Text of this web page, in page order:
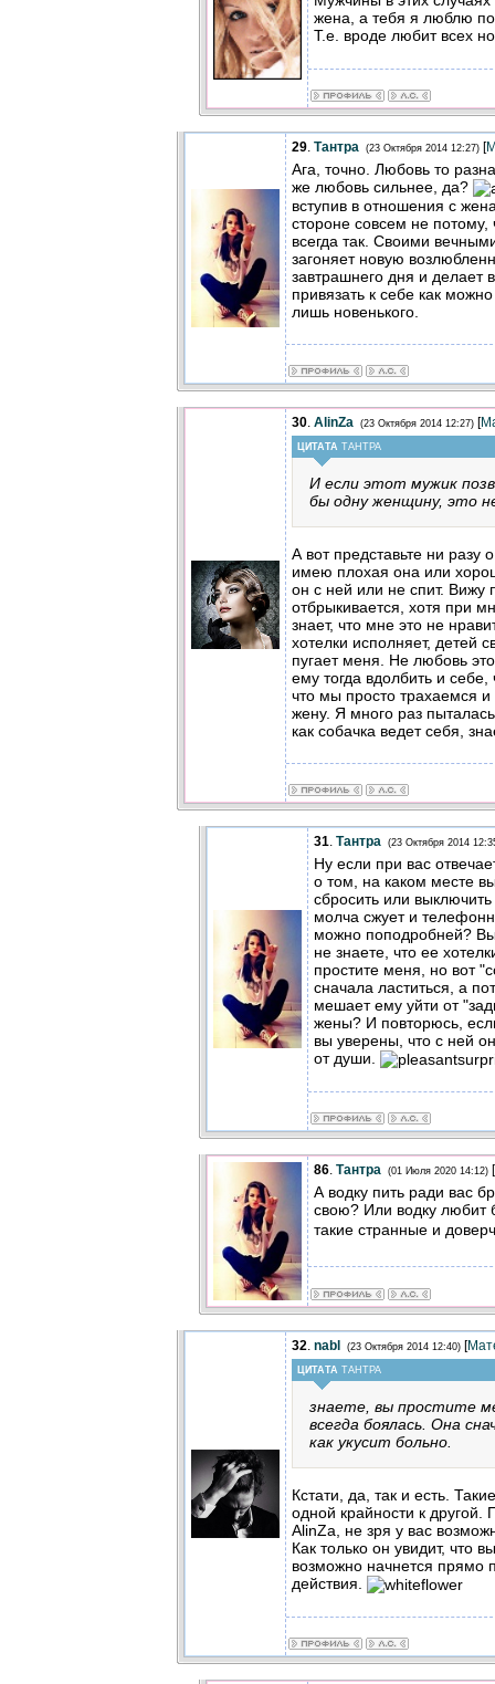
жена, а тебя я люблю
Т.е. вроде любит всех
29. Тантра (23 Октября 2014 12:27) [
Ага, точно. Любовь то
же любовь сильнее, да?
вступив в отношения с
стороне совсем не потому,
всегда так. Своими
загоняет новую
завтрашнего дня и делает
привязать к себе как
лишь новенького.
30. AlinZa (23 Октября 2014 12:27) [
ЦИТАТА ТАНТРА
И если этот мужик
бы одну женщину, это
А вот представьте ни разу
имею плохая она или
он с ней или не спит.
отбрыкивается, хотя при
знает, что мне это не
хотелки исполняет, детей
пугает меня. Не любовь
ему тогда вдолбить и
что мы просто трахаемся
жену. Я много раз
как собачка ведет себя,
31. Тантра (23 Октября 2014
Ну если при вас
о том, на каком месте
сбросить или
молча сжует и
можно поподробней?
не знаете, что ее
простите меня, но вот
сначала ластиться, а
мешает ему уйти от
жены? И повторюсь,
вы уверены, что с ней
от души.
86. Тантра (01 Июля 2020 14:12) [
А водку пить ради вас
свою? Или водку
такие странные и
32. nabl (23 Октября 2014 12:40) [
ЦИТАТА ТАНТРА
знаете, вы простите
всегда боялась. Она
как укусит больно.
Кстати, да, так и есть.
одной крайности к другой.
AlinZa, не зря у вас
Как только он увидит, что
возможно начнется прямо
действия.